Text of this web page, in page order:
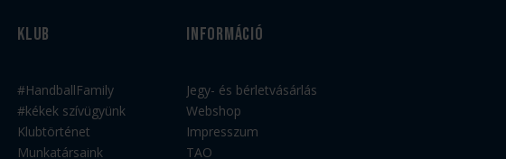
Klub
#HandballFamily
#kékek szívügyünk
Klubtörténet
Munkatársaink
Információ
Jegy- és bérletvásárlás
Webshop
Impresszum
TAO